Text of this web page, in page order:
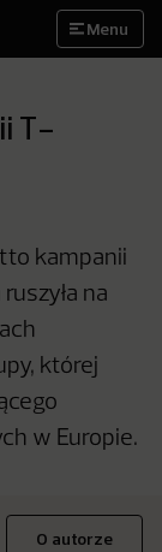
Menu
T-
kampanii
na
której
w Europie.
O autorze